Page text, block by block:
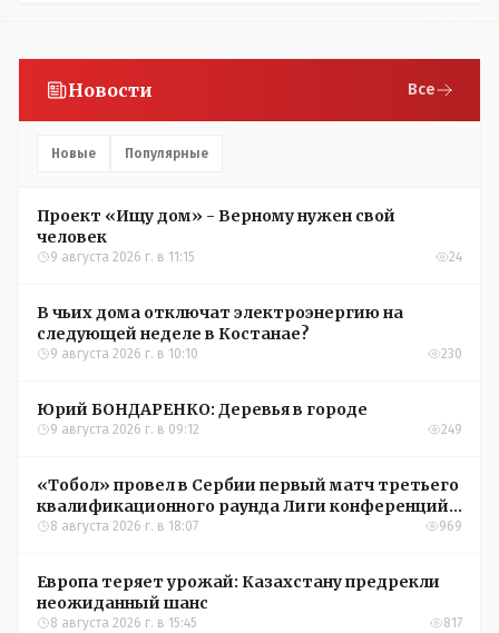
Новости Все
Новые Популярные
Проект «Ищу дом» - Верному нужен свой
человек
9 августа 2026 г. в 11:15 24
В чьих дома отключат электроэнергию на
следующей неделе в Костанае?
9 августа 2026 г. в 10:10 230
Юрий БОНДАРЕНКО: Деревья в городе
9 августа 2026 г. в 09:12 249
«Тобол» провел в Сербии первый матч третьего
квалификационного раунда Лиги конференций
УЕФА
8 августа 2026 г. в 18:07 969
Европа теряет урожай: Казахстану предрекли
неожиданный шанс
8 августа 2026 г. в 15:45 817